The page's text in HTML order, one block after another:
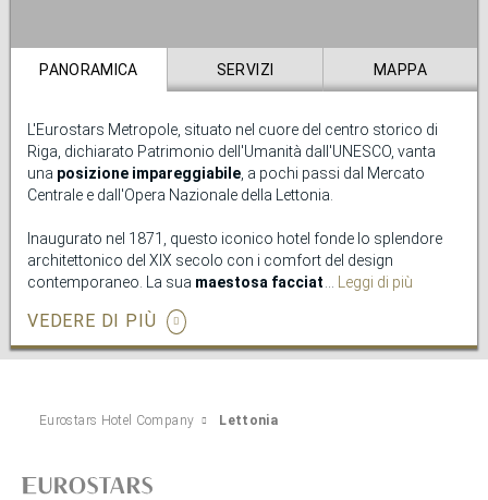
PANORAMICA SERVIZI MAPPA
L'Eurostars Metropole, situato nel cuore del centro storico di
Riga, dichiarato Patrimonio dell'Umanità dall'UNESCO, vanta
una posizione impareggiabile , a pochi passi dal Mercato
Centrale e dall'Opera Nazionale della Lettonia.
Inaugurato nel 1871, questo iconico hotel fonde lo splendore
architettonico del XIX secolo con i comfort del design
contemporaneo. La sua maestosa facciata
, con eleganti
passate, mentre il suo interno, caldo e raffinato, rende omaggio
alla tradizione lettone.
sacrificare il comfort moderno né l’eccezionale servizio. Ciò
Leggi di più
VEDERE DI PIÙ
Eurostars Hotel Company Lettonia